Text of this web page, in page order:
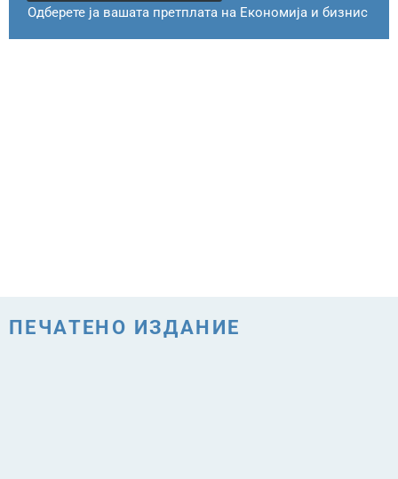
Одберете ја вашата претплата на Економија и бизнис
ПЕЧАТЕНО ИЗДАНИЕ